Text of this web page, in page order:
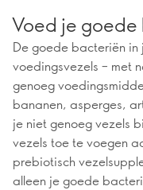
Voed je
De goede bacteriën in
voedingsvezels – met
genoeg
bananen, asperges,
je niet genoeg vezels
vezels toe te voegen
prebiotisch
alleen je goede